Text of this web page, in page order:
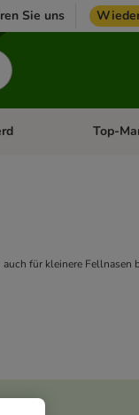
Sie uns
Menü öffnen: Vogel
Top-
für kleinere